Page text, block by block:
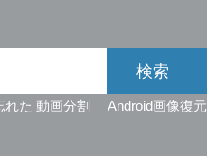
れた 動画分割 Android画像復元